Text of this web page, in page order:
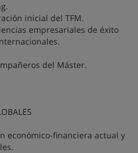
inicial del TFM.
empresariales de éxito
del Máster.
económico-financiera actual y